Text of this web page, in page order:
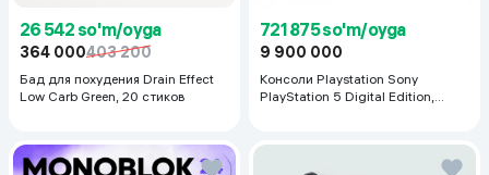
26 542 so'm/oyga
364 000403 200
Бад для похудения Drain Effect
Low Carb Green, 20 стиков
721 875 so'm/oyga
9 900 000
Консоли Playstation Sony
PlayStation 5 Digital Edition,